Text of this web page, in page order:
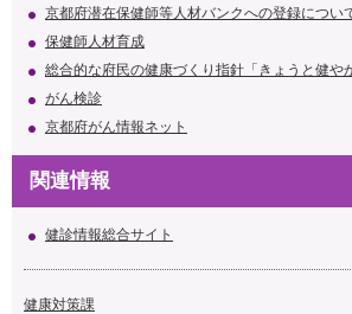
京都府潜在保健師等人材バンクへの登録につい
保健師人材育成
総合的な府民の健康づくり指針「きょうと健や
がん検診
京都府がん情報ネット
関連情報
健診情報総合サイト
健康対策課